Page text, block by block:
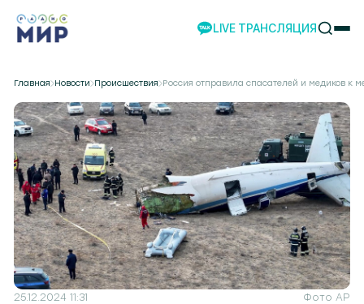
LIVE ТРАНСЛЯЦИЯ
НАШИ ПРОЕКТЫ
ПРОГРАММЫ
НАШИ СОБЫТИЯ
КОМАНДА
РЕКЛАМА
ВИДЕО
ТЕЛЕСТУДИЯ
НАШЕ ПРИЛОЖЕНИЕ
Главная Новости Происшествия Россия отправила спасателей и медиков к
25.12.2024 11:31 Фото AP